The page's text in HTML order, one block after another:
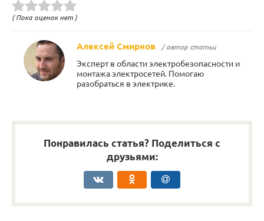
( Пока оценок нет )
Алексей Смирнов / автор статьи
Эксперт в области электробезопасности и
монтажа электросетей. Помогаю
разобраться в электрике.
Понравилась статья? Поделиться с
друзьями: